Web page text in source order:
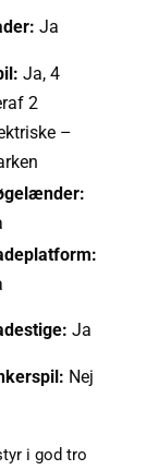
Ja
Ja, 4
2
–
Ja
Nej
i god tro